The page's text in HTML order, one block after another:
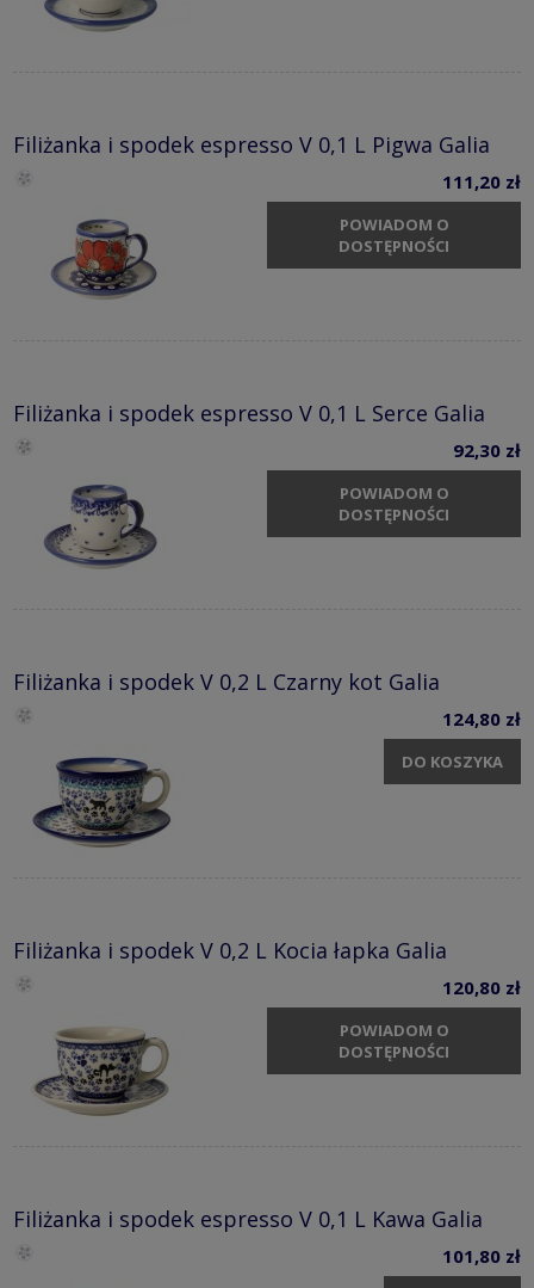
Filiżanka i spodek espresso V 0,1 L Pigwa Galia
111,20 zł
POWIADOM O
DOSTĘPNOŚCI
Filiżanka i spodek espresso V 0,1 L Serce Galia
92,30 zł
POWIADOM O
DOSTĘPNOŚCI
Filiżanka i spodek V 0,2 L Czarny kot Galia
124,80 zł
DO KOSZYKA
Filiżanka i spodek V 0,2 L Kocia łapka Galia
120,80 zł
POWIADOM O
DOSTĘPNOŚCI
Filiżanka i spodek espresso V 0,1 L Kawa Galia
101,80 zł